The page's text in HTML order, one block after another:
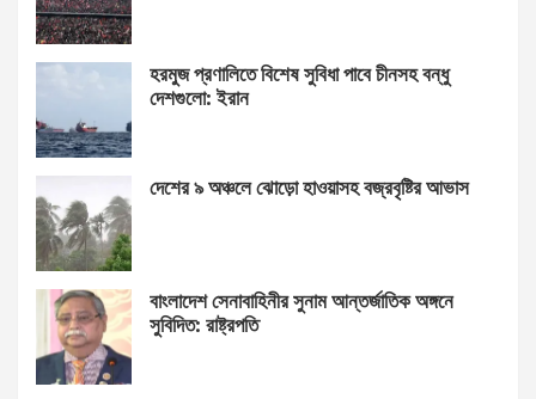
হরমুজ প্রণালিতে বিশেষ সুবিধা পাবে চীনসহ বন্ধু
দেশগুলো: ইরান
দেশের ৯ অঞ্চলে ঝোড়ো হাওয়াসহ বজ্রবৃষ্টির আভাস
বাংলাদেশ সেনাবাহিনীর সুনাম আন্তর্জাতিক অঙ্গনে
সুবিদিত: রাষ্ট্রপতি